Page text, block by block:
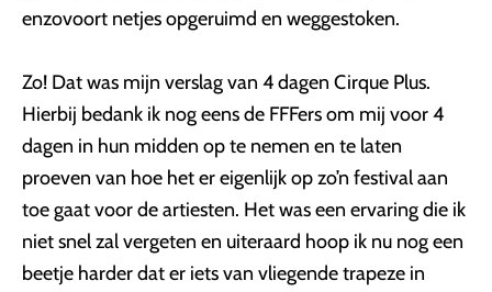
enzovoort netjes opgeruimd en weggestoken.
Zo! Dat was mijn verslag van 4 dagen Cirque Plus.
Hierbij bedank ik nog eens de FFFers om mij voor 4
dagen in hun midden op te nemen en te laten
proeven van hoe het er eigenlijk op zo’n festival aan
toe gaat voor de artiesten. Het was een ervaring die ik
niet snel zal vergeten en uiteraard hoop ik nu nog een
beetje harder dat er iets van vliegende trapeze in